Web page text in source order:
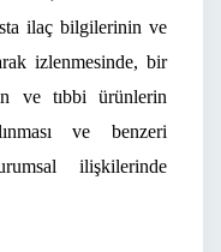
ilaç bilgilerinin ve
izlenmesinde, bir
ve tıbbi ürünlerin
ve benzeri
ilişkilerinde